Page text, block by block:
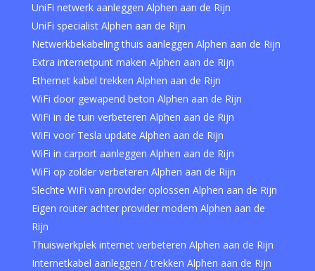
UniFi netwerk aanleggen Alphen aan de Rijn
UniFi specialist Alphen aan de Rijn
Netwerkbekabeling thuis aanleggen Alphen aan de Rijn
Extra internetpunt maken Alphen aan de Rijn
Ethernet kabel trekken Alphen aan de Rijn
WiFi door gewapend beton Alphen aan de Rijn
WiFi in de tuin verbeteren Alphen aan de Rijn
WiFi voor Tesla update Alphen aan de Rijn
WiFi in carport aanleggen Alphen aan de Rijn
WiFi op zolder verbeteren Alphen aan de Rijn
Slechte WiFi van provider oplossen Alphen aan de Rijn
Eigen router achter provider modem Alphen aan de
Rijn
Thuiswerkplek internet verbeteren Alphen aan de Rijn
Internetkabel aanleggen / trekken Alphen aan de Rijn